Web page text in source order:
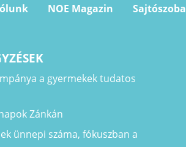
NOE Magazin Sajtószoba
a gyermekek tudatos
Zánkán
ünnepi száma, fókuszban a